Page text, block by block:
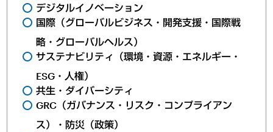
デジタルイノベーション
国際（グローバルビジネス・開発支援・国際戦
略・グローバルヘルス）
サステナビリティ（環境・資源・エネルギー・
ESG・人権）
共生・ダイバーシティ
GRC（ガバナンス・リスク・コンプライアン
ス）・防災（政策）